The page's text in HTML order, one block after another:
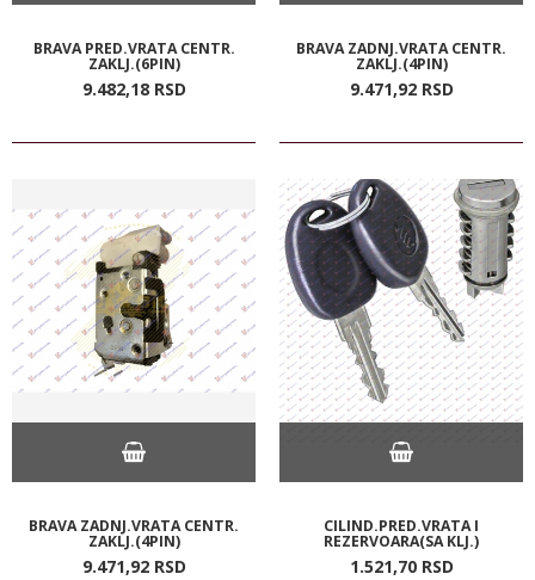
BRAVA PRED.VRATA CENTR.
ZAKLJ.(6PIN)
9.482,18 RSD
BRAVA ZADNJ.VRATA CENTR.
ZAKLJ.(4PIN)
9.471,92 RSD
BRAVA ZADNJ.VRATA CENTR.
ZAKLJ.(4PIN)
9.471,92 RSD
CILIND.PRED.VRATA I
REZERVOARA(SA KLJ.)
1.521,70 RSD